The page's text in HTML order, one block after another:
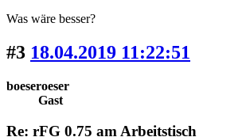
Was wäre besser?
#3 18.04.2019 11:22:51
boeseroeser
Gast
Re: rFG 0.75 am Arbeitstisch